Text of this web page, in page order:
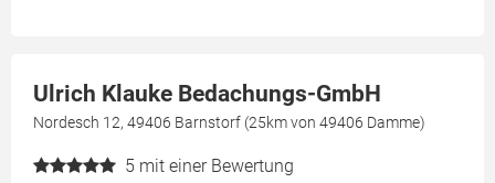
Ulrich Klauke Bedachungs-GmbH
Nordesch 12, 49406 Barnstorf (25km von 49406 Damme)
5 mit einer Bewertung